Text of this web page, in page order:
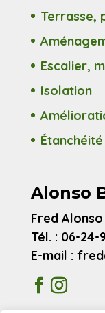
Terrasse,
Escalier,
Isolation
Étanchéité
Alonso
Fred Alonso
Tél. : 06-24-
E-mail :